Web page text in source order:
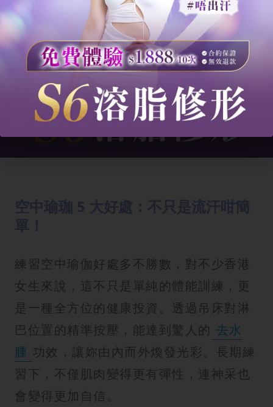
練習空中瑜伽好處多不勝數，對不少香港
女生來說，這不只是單純的體能訓練，更
是一種全方位的健康投資。透過吊床對淋
巴位置的精準按壓，能達到驚人的 去水
腫 功效，讓妳由內而外煥發光彩。長期練
習下，不僅肌肉變得更有彈性，連神采也
會變得更加自信。